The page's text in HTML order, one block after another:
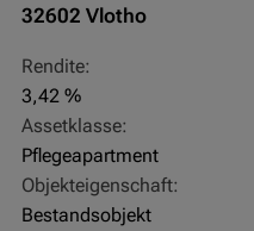
32602 Vlotho
Rendite:
3,42 %
Assetklasse:
Pflegeapartment
Objekteigenschaft:
Bestandsobjekt